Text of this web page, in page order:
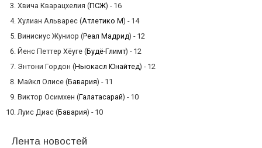
Хвича Кварацхелия (ПСЖ) - 16
Хулиан Альварес (Атлетико М) - 14
Винисиус Жуниор (Реал Мадрид) - 12
Йенс Петтер Хёуге (Будё-Глимт) - 12
Энтони Гордон (Ньюкасл Юнайтед) - 12
Майкл Олисе (Бавария) - 11
Виктор Осимхен (Галатасарай) - 10
Луис Диас (Бавария) - 10
Лента новостей